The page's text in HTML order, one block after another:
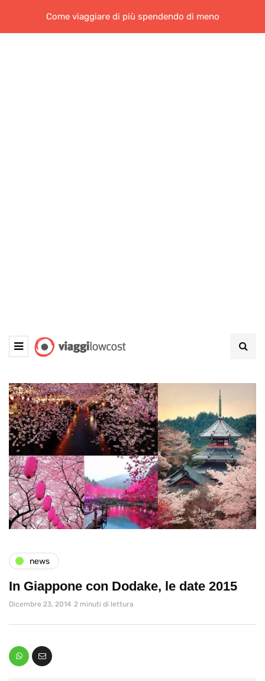
Come viaggiare di più spendendo di meno
news
In Giappone con Dodake, le date 2015
Dicembre 23, 2014 2 minuti di lettura